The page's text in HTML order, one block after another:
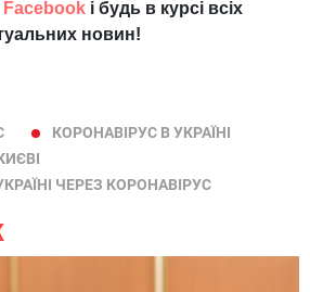
Facebook і будь в курсі всіх
новин!
КОРОНАВІРУС В УКРАЇНІ
ЧЕРЕЗ КОРОНАВІРУС